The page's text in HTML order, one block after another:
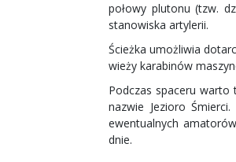
połowy plutonu (tzw.
stanowiska artylerii.
Ścieżka umożliwia
wieży karabinów
Podczas spaceru
nazwie Jezioro
ewentualnych
dnie.